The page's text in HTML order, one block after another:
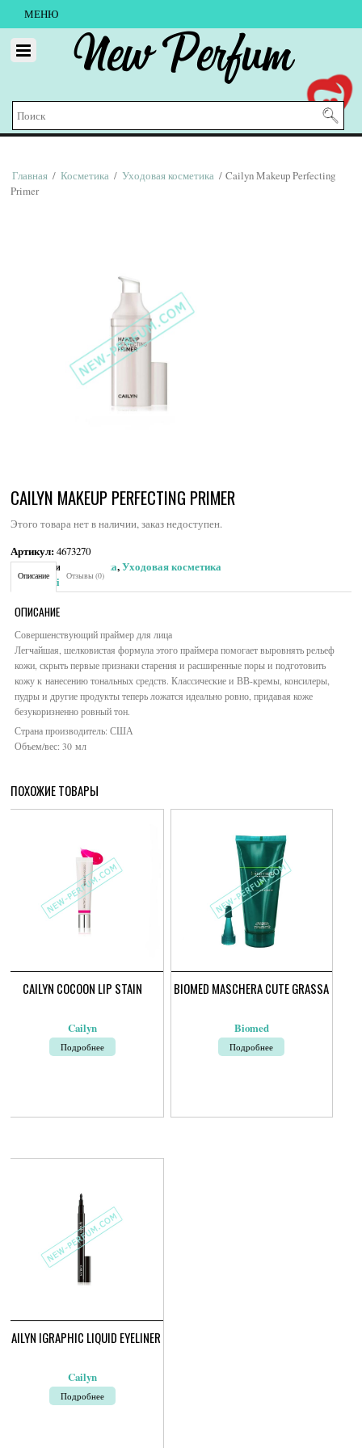
МЕНЮ
New Perfum
Главная / Косметика / Уходовая косметика / Cailyn Makeup Perfecting
Primer
CAILYN MAKEUP PERFECTING PRIMER
Этого товара нет в наличии, заказ недоступен.
Артикул:4673270
Категории:
Косметика,Уходовая косметика
Brand:Cailyn
Описание Отзывы (0)
ОПИСАНИЕ
Совершенствующий праймер для лица
Легчайшая, шелковистая формула этого праймера помогает выровнять рельеф
кожи, скрыть первые признаки старения и расширенные поры и подготовить
кожу к нанесению тональных средств. Классические и ВВ-кремы, консилеры,
пудры и другие продукты теперь ложатся идеально ровно, придавая коже
безукоризненно ровный тон.
Страна производитель: США
Объем/вес: 30 мл
ПОХОЖИЕ ТОВАРЫ
CAILYN COCOON LIP STAIN
Cailyn
Подробнее
BIOMED MASCHERA CUTE GRASSA
Biomed
Подробнее
CAILYN IGRAPHIC LIQUID EYELINER
Cailyn
Подробнее